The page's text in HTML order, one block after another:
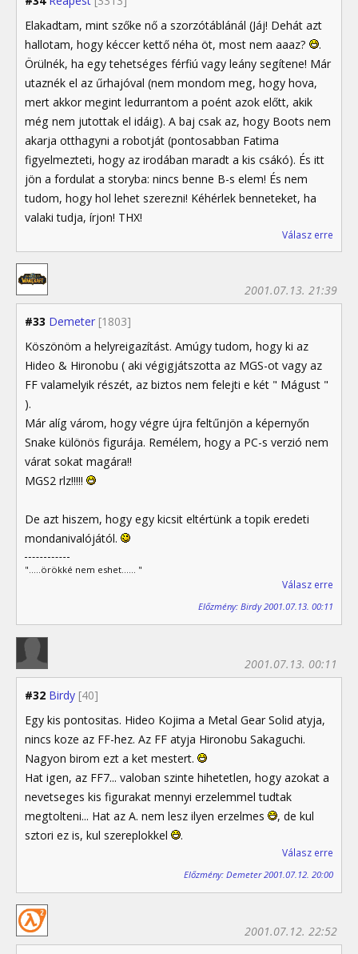
Elakadtam, mint szőke nő a szorzótáblánál (Jáj! Dehát azt
hallotam, hogy kéccer kettő néha öt, most nem aaaz?
.
Örülnék, ha egy tehetséges férfiú vagy leány segítene! Már
utaznék el az űrhajóval (nem mondom meg, hogy hova,
mert akkor megint ledurrantom a poént azok előtt, akik
még nem jutottak el idáig). A baj csak az, hogy Boots nem
akarja otthagyni a robotját (pontosabban Fatima
figyelmezteti, hogy az irodában maradt a kis csákó). És itt
jön a fordulat a storyba: nincs benne B-s elem! És nem
tudom, hogy hol lehet szerezni! Kéhérlek benneteket, ha
valaki tudja, írjon! THX!
Válasz erre
#33 Demeter [1803]
2001.07.13. 21:39
Köszönöm a helyreigazítást. Amúgy tudom, hogy ki az
Hideo & Hironobu ( aki végigjátszotta az MGS-ot vagy az
FF valamelyik részét, az biztos nem felejti e két " Mágust "
).
Már alíg várom, hogy végre újra feltűnjön a képernyőn
Snake különös figurája. Remélem, hogy a PC-s verzió nem
várat sokat magára!!
MGS2 rlz!!!!!
De azt hiszem, hogy egy kicsit eltértünk a topik eredeti
mondanivalójától.
".....örökké nem eshet...... "
Válasz erre
Előzmény: Birdy 2001.07.13. 00:11
#32 Birdy [40]
2001.07.13. 00:11
Egy kis pontositas. Hideo Kojima a Metal Gear Solid atyja,
nincs koze az FF-hez. Az FF atyja Hironobu Sakaguchi.
Nagyon birom ezt a ket mestert.
Hat igen, az FF7... valoban szinte hihetetlen, hogy azokat a
nevetseges kis figurakat mennyi erzelemmel tudtak
megtolteni... Hat az A. nem lesz ilyen erzelmes
, de kul
sztori ez is, kul szereplokkel
.
Válasz erre
Előzmény: Demeter 2001.07.12. 20:00
2001.07.12. 22:52